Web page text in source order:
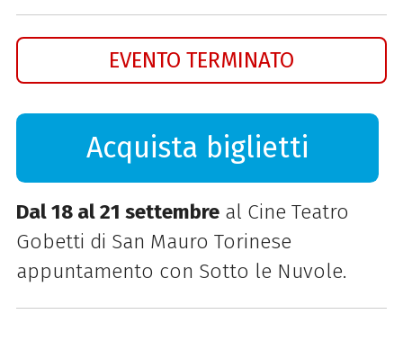
EVENTO TERMINATO
Acquista biglietti
Dal 18 al 21 settembreal Cine Teatro
Gobetti di San Mauro Torinese
appuntamento con Sotto le Nuvole.